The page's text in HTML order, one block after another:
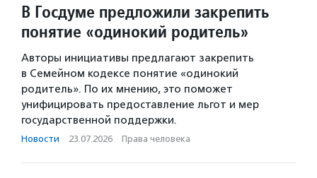
В Госдуме предложили закрепить
понятие «одинокий родитель»
Авторы инициативы предлагают закрепить
в Семейном кодексе понятие «одинокий
родитель». По их мнению, это поможет
унифицировать предоставление льгот и мер
государственной поддержки.
Новости · 23.07.2026 · Права человека